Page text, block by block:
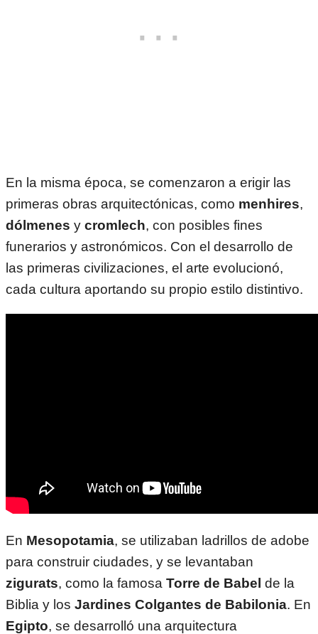
En la misma época, se comenzaron a erigir las
primeras obras arquitectónicas, como menhires,
dólmenes y cromlech, con posibles fines
funerarios y astronómicos. Con el desarrollo de
las primeras civilizaciones, el arte evolucionó,
cada cultura aportando su propio estilo distintivo.
En Mesopotamia, se utilizaban ladrillos de adobe
para construir ciudades, y se levantaban
zigurats, como la famosa Torre de Babel de la
Biblia y los Jardines Colgantes de Babilonia. En
Egipto, se desarrolló una arquitectura